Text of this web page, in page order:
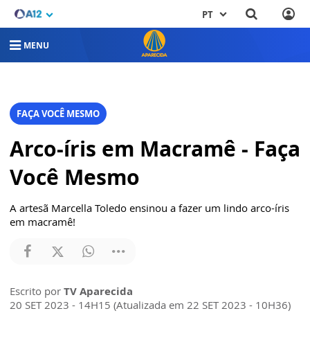
PT
MENU
FAÇA VOCÊ MESMO
Arco-íris em Macramê - Faça
Você Mesmo
A artesã Marcella Toledo ensinou a fazer um lindo arco-íris
em macramê!
Escrito por TV Aparecida
20 SET 2023 - 14H15 (Atualizada em 22 SET 2023 - 10H36)